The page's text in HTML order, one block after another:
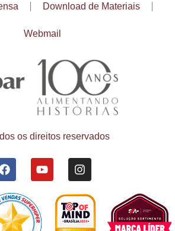
Download de Materiais
Webmail
os direitos reservados